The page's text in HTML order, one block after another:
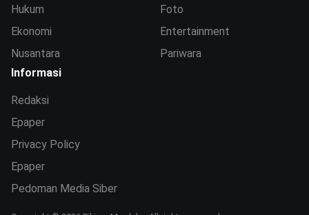
Hukum
Ekonomi
Nusantara
Foto
Entertainment
Pariwara
Informasi
Redaksi
Epaper
Privacy Policy
Epaper
Pedoman Media Siber